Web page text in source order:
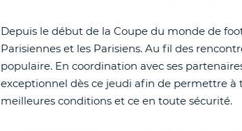
Depuis le début de la Coupe du monde de
Parisiennes et les Parisiens. Au fil des
populaire. En coordination avec ses
exceptionnel dès ce jeudi afin de permettre
meilleures conditions et ce en toute sécurité.